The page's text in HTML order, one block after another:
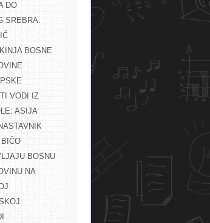
DO
SREBRA:
BOSNE
VODI IZ
ASIJA
BIČO
BOSNU
NA